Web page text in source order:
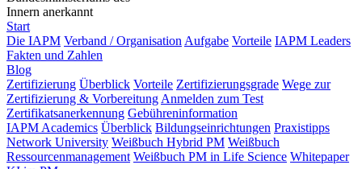
Innern anerkannt
Start
Die IAPM Verband / Organisation Aufgabe Vorteile IAPM Leaders
Fakten und Zahlen
Blog
Zertifizierung Überblick Vorteile Zertifizierungsgrade Wege zur
Zertifizierung & Vorbereitung Anmelden zum Test
Zertifikatsanerkennung Gebühreninformation
IAPM Academics Überblick Bildungseinrichtungen Praxistipps
Network University Weißbuch Hybrid PM Weißbuch
Ressourcenmanagement Weißbuch PM in Life Science Whitepaper